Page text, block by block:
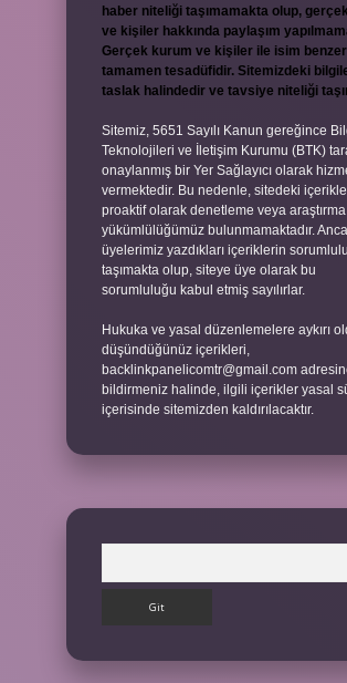
haber niteliği taşımamakta olup,
ve kişiler hakkında paylaşım
Gerçek kurum ve kişiler ile isim
tamamen tesadüfidir. Sitemizdeki
taslak halindedir ve tavsiye niteliği
Sitemiz, 5651 Sayılı Kanun gereğince
Teknolojileri ve İletişim Kurumu (BTK)
onaylanmış bir Yer Sağlayıcı olarak
vermektedir. Bu nedenle, sitedeki
proaktif olarak denetleme veya araştırma
yükümlülüğümüz bulunmamaktadır.
üyelerimiz yazdıkları içeriklerin
taşımakta olup, siteye üye olarak bu
sorumluluğu kabul etmiş sayılırlar.
Hukuka ve yasal düzenlemelere aykırı
düşündüğünüz içerikleri,
backlinkpanelicomtr@gmail.com
bildirmeniz halinde, ilgili içerikler yasal
içerisinde sitemizden kaldırılacaktır.